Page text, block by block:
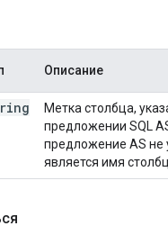
Описание
Метка столбца,
предложении SQL
предложение AS не
является имя